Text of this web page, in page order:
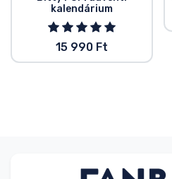
kalendárium
15 990 Ft